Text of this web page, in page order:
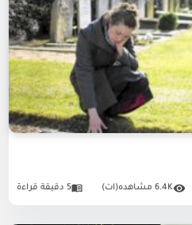
6.4K مشاهده(ات) 5 دقيقة قراءة